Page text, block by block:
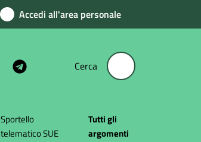
Accedi all'area personale
Cerca
Sportello
telematico SUE
Tutti gli
argomenti